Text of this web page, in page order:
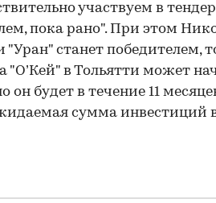
участвуем в
пока рано". При этом
станет победителем,
"О’Кей" в Тольятти может
будет в течение 11
сумма инвестиций